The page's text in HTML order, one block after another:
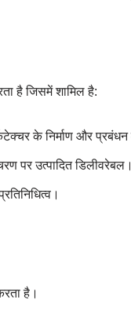
है जिसमें शामिल है:
के निर्माण और
पर उत्पादित डिलीवरेबल।
है।